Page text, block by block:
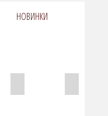
НОВИНКИ